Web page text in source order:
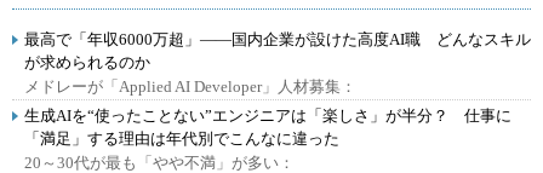
最高で「年収6000万超」――国内企業が設けた高度AI職 どんなスキル
が求められるのか
メドレーが「Applied AI Developer」人材募集：
生成AIを“使ったことない”エンジニアは「楽しさ」が半分？ 仕事に
「満足」する理由は年代別でこんなに違った
20～30代が最も「やや不満」が多い：